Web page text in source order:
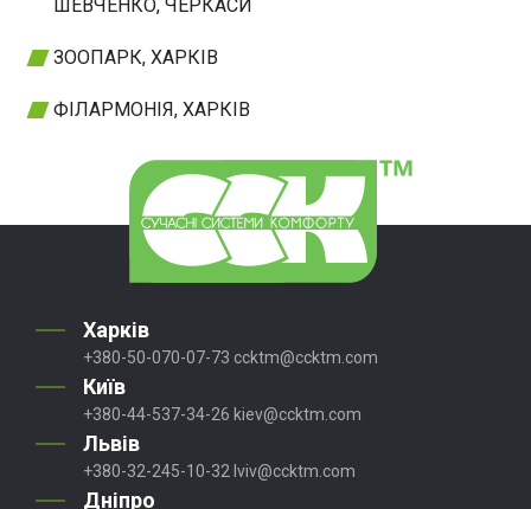
ШЕВЧЕНКО, ЧЕРКАСИ
ЗООПАРК, ХАРКІВ
ФІЛАРМОНІЯ, ХАРКІВ
Харків
+380-50-070-07-73 ccktm@ccktm.com
Київ
+380-44-537-34-26 kiev@ccktm.com
Львів
+380-32-245-10-32 lviv@ccktm.com
Дніпро